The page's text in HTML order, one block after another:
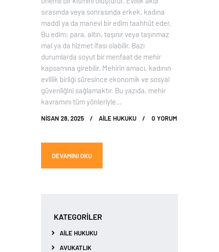
sırasında veya sonrasında erkek, kadına
maddi ya da manevi bir edim taahhüt eder.
Bu edim; para, altın, taşınır veya taşınmaz
mal ya da hizmet ifası olabilir. Bazı
durumlarda soyut bir menfaat de mehir
kapsamına girebilir. Mehirin amacı, kadının
evlilik birliği süresince ekonomik ve sosyal
güvenliğini sağlamaktır. Bu yazıda, mehir
kavramını tüm yönleriyle…
NISAN 28, 2025 AILE HUKUKU 0 YORUM
DEVAMINI OKU
KATEGORILER
AILE HUKUKU
AVUKATLIK